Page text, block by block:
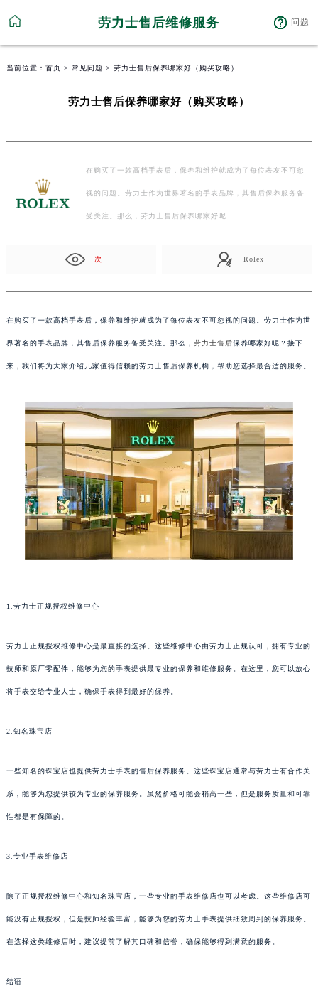
劳力士售后维修服务 问题
当前位置： 首页 > 常见问题 > 劳力士售后保养哪家好（购买攻略）
劳力士售后保养哪家好（购买攻略）
在购买了一款高档手表后，保养和维护就成为了每位表友不可忽
视的问题。劳力士作为世界著名的手表品牌，其售后保养服务备
受关注。那么，劳力士售后保养哪家好呢…
次 Rolex
在购买了一款高档手表后，保养和维护就成为了每位表友不可忽视的问题。劳力士作为世
界著名的手表品牌，其售后保养服务备受关注。那么， 劳力士售后保养哪家好呢？接下
来，我们将为大家介绍几家值得信赖的劳力士售后保养机构，帮助您选择最合适的服务。
1.劳力士正规授权维修中心
劳力士正规授权维修中心是最直接的选择。这些维修中心由劳力士正规认可，拥有专业的
技师和原厂零配件，能够为您的手表提供最专业的保养和维修服务。在这里，您可以放心
将手表交给专业人士，确保手表得到最好的保养。
2.知名珠宝店
一些知名的珠宝店也提供劳力士手表的售后保养服务。这些珠宝店通常与劳力士有合作关
系，能够为您提供较为专业的保养服务。虽然价格可能会稍高一些，但是服务质量和可靠
性都是有保障的。
3.专业手表维修店
除了正规授权维修中心和知名珠宝店，一些专业的手表维修店也可以考虑。这些维修店可
能没有正规授权，但是技师经验丰富，能够为您的劳力士手表提供细致周到的保养服务。
在选择这类维修店时，建议提前了解其口碑和信誉，确保能够得到满意的服务。
结语